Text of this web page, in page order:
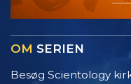
OM SERIEN
Besøg Scientology